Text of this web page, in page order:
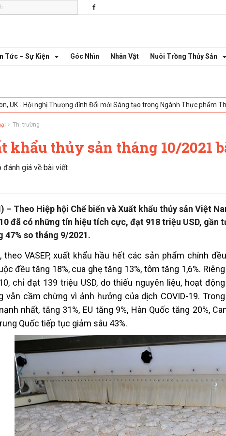
Tức – Sự Kiện Góc Nhìn Nhân Vật Nuôi Trồng Thủy Sản
UK - Hội nghị Thượng đỉnh Đổi mới Sáng tạo trong Ngành Thực phẩm
Thị trường
khẩu thủy sản tháng 10/2021
đánh giá về bài viết
– Theo Hiệp hội Chế biến và Xuất khẩu thủy sản Việt
đã có những tín hiệu tích cực, đạt 918 triệu USD, gần
47% so tháng 9/2021.
theo VASEP, xuất khẩu hầu hết các sản phẩm chính
đều tăng 18%, cua ghẹ tăng 13%, tôm tăng 1,6%.
chỉ đạt 139 triệu USD, do thiếu nguyên liệu, hoạt
vẫn cầm chừng vì ảnh hưởng của dịch COVID-19.
nhất, tăng 31%, EU tăng 9%, Hàn Quốc tăng 20%,
Quốc tiếp tục giảm sâu 43%.